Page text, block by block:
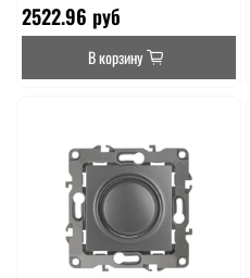
2522.96 руб
В корзину